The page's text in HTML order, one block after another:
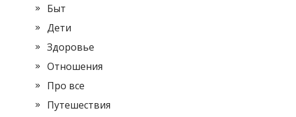
Быт
Дети
Здоровье
Отношения
Про все
Путешествия